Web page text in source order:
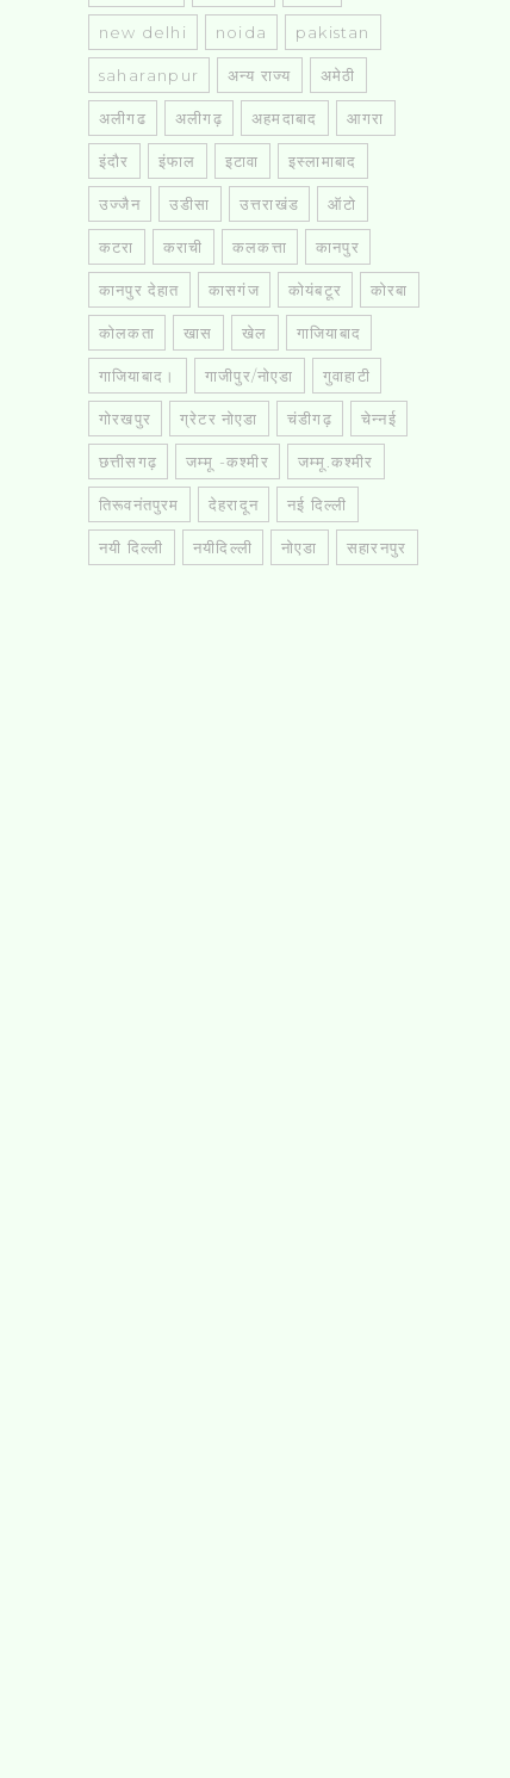
new delhi noida pakistan
saharanpur अन्य राज्य अमेठी
अलीगढ अलीगढ़ अहमदाबाद आगरा
इंदौर इंफाल इटावा इस्लामाबाद
उज्जैन उडीसा उत्तराखंड ऑटो
कटरा कराची कलकत्ता कानपुर
कानपुर देहात कासगंज कोयंबटूर कोरबा
कोलकता खास खेल गाजियाबाद
गाजियाबाद। गाजीपुर/नोएडा गुवाहाटी
गोरखपुर ग्रेटर नोएडा चंडीगढ़ चेन्नई
छत्तीसगढ़ जम्मू -कश्मीर जम्मू.कश्मीर
तिरूवनंतपुरम देहरादून नई दिल्ली
नयी दिल्ली नयीदिल्ली नोएडा सहारनपुर